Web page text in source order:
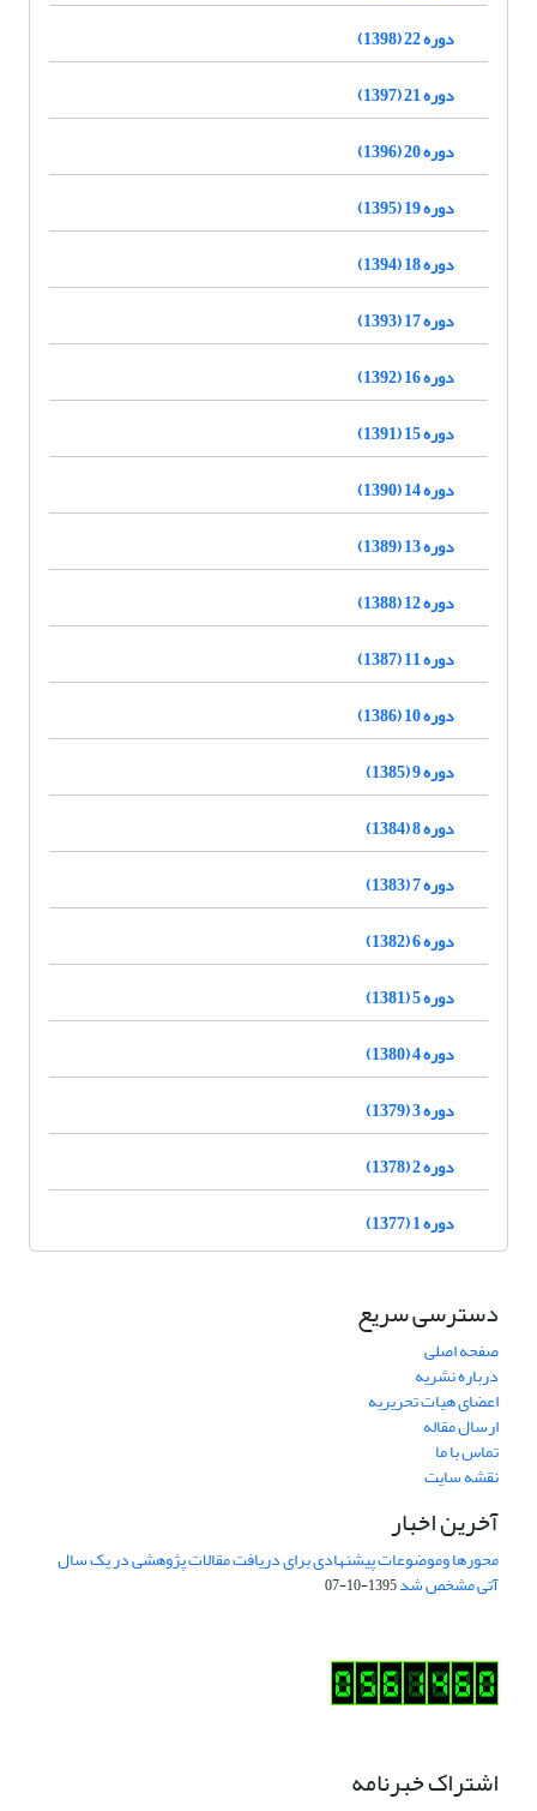
دوره 22 (1398)
دوره 21 (1397)
دوره 20 (1396)
دوره 19 (1395)
دوره 18 (1394)
دوره 17 (1393)
دوره 16 (1392)
دوره 15 (1391)
دوره 14 (1390)
دوره 13 (1389)
دوره 12 (1388)
دوره 11 (1387)
دوره 10 (1386)
دوره 9 (1385)
دوره 8 (1384)
دوره 7 (1383)
دوره 6 (1382)
دوره 5 (1381)
دوره 4 (1380)
دوره 3 (1379)
دوره 2 (1378)
دوره 1 (1377)
دسترسی سریع
صفحه اصلی
درباره نشریه
اعضای هیات تحریریه
ارسال مقاله
تماس با ما
نقشه سایت
آخرین اخبار
محورها وموضوعات پیشنهادی برای دریافت مقالات پژوهشی در یک سال
آتی مشخص شد1395-10-07
اشتراک خبرنامه